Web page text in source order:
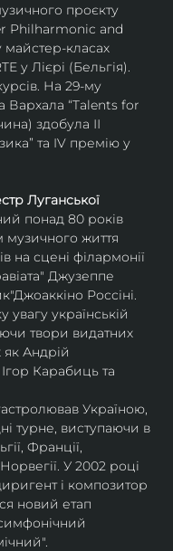
проєкту
Philharmonic and
майстер-класах
у Лієрі (Бельгія).
На 29-му
Вархала “Talents for
здобула ІІ
та IV премію у
Луганської
понад 80 років
музичного життя
на сцені філармонії
Джузеппе
Россіні.
українській
твори видатних
як Андрій
Карабиць та
Україною,
турне, виступаючи в
Франції,
У 2002 році
і композитор
новий етап